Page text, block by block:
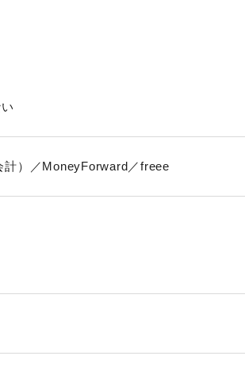
）／MoneyForward／freee